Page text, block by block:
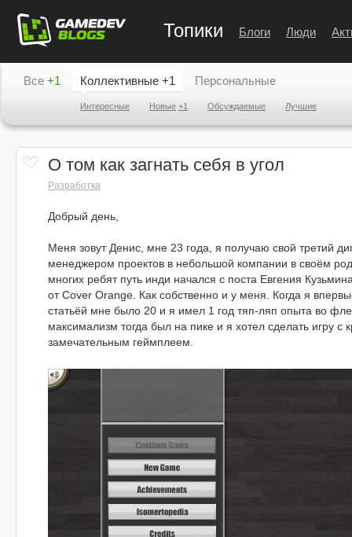
Топики Блоги Люди
Все +1 Коллективные +1
Интересные Новые +1 Обсуждаемые Лучшие
Персональные
О том как загнать себя в угол
Разработка
Добрый день,
Меня зовут Денис, мне 23 года, я получаю свой третий
менеджером проектов в небольшой компании в своём
многих ребят путь инди начался с поста Евгения
от Cover Orange. Как собственно и у меня. Когда я
статьёй мне было 20 и я имел 1 год тяп-ляп опыта во
максимализм тогда был на пике и я хотел сделать игру с
замечательным геймплеем.